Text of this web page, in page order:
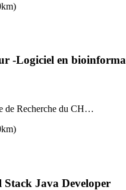
)
-Logiciel en
de Recherche du CH…
)
Stack Java Developer